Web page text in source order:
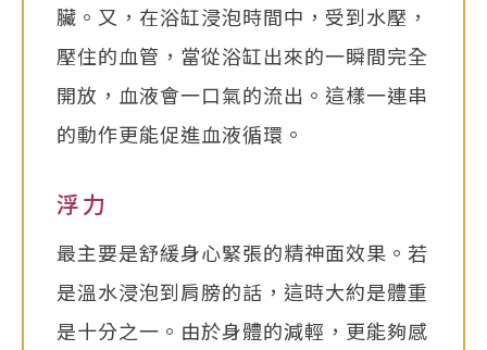
臟。又，在浴缸浸泡時間中，受到水壓，
壓住的血管，當從浴缸出來的一瞬間完全
開放，血液會一口氣的流出。這樣一連串
的動作更能促進血液循環。
浮力
最主要是舒緩身心緊張的精神面效果。若
是溫水浸泡到肩膀的話，這時大約是體重
是十分之一。由於身體的減輕，更能夠感